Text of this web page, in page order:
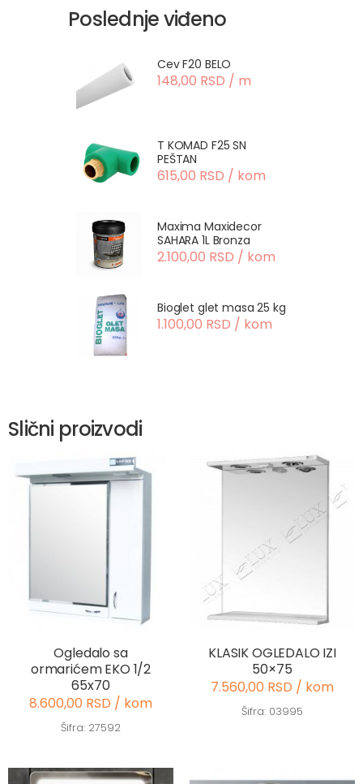
Poslednje viđeno
Cev F20 BELO
148,00 RSD / m
T KOMAD F25 SN
PEŠTAN
615,00 RSD / kom
Maxima Maxidecor
SAHARA 1L Bronza
2.100,00 RSD / kom
Bioglet glet masa 25 kg
1.100,00 RSD / kom
Slični proizvodi
Ogledalo sa
ormarićem EKO 1/2
65x70
8.600,00 RSD / kom
Šifra: 27592
KLASIK OGLEDALO IZI
50×75
7.560,00 RSD / kom
Šifra: 03995